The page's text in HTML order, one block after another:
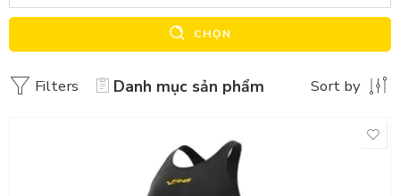
CHỌN
Filters Danh mục sản phẩm Sort by